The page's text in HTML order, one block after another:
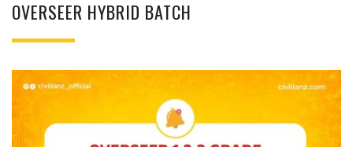
OVERSEER HYBRID BATCH